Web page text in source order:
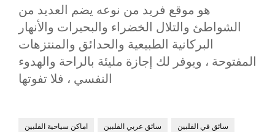
هو موقع فريد من نوعه يضم العديد من
الشواطئ والتلال الخضراء والبحيرات والأنهار
البركانية الطبيعية والحدائق والمنتزهات
المفتوحة ، ويوفر لك إجازة مليئة بالراحة والهدوء
النفسي ، فلا تفوتها
اماكن سياحية الفلبين سائق عربي الفلبين
سائق في الفلبين